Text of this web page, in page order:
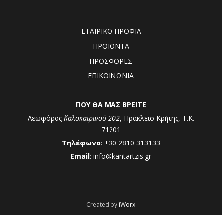
ΕΤΑΙΡΙΚΟ ΠΡΟΦΙΛ
ΠΡΟΪΟΝΤΑ
ΠΡΟΣΦΟΡΕΣ
ΕΠΙΚΟΙΝΩΝΙΑ
ΠΟΥ ΘΑ ΜΑΣ ΒΡΕΙΤΕ
Λεωφόρος Καλοκαιρινού 202, Ηράκλειο Κρήτης, Τ.Κ.
71201
Τηλέφωνο: +30 2810 313133
Email: info@kantartzis.gr
Created by iWorx